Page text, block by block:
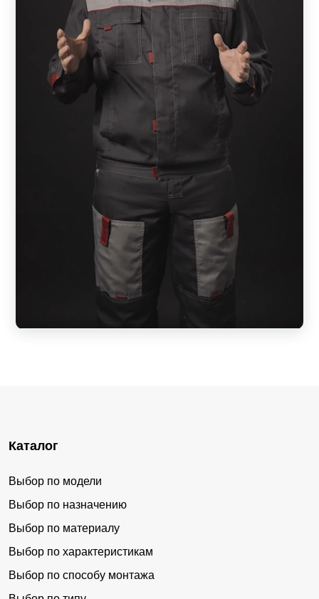
Каталог
Выбор по модели
Выбор по назначению
Выбор по материалу
Выбор по характеристикам
Выбор по способу монтажа